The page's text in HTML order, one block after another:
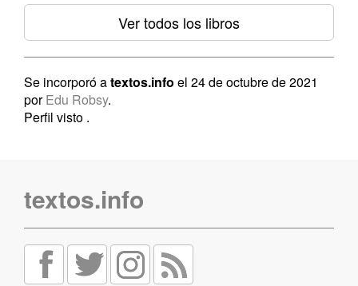
Ver todos los libros
Se incorporó atextos.info el 24 de octubre de 2021
porEdu Robsy.
Perfil visto .
textos.info